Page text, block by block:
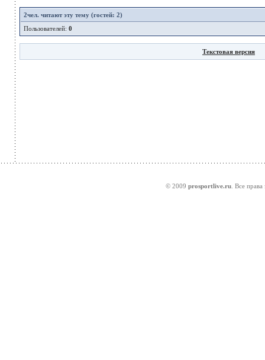
2чел. читают эту тему (гостей: 2)
Пользователей: 0
Текстовая версия
© 2009 prosportlive.ru . Все